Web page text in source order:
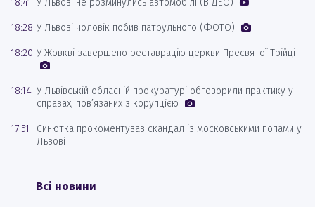
18:28 У Львові чоловік побив патрульного (ФОТО)
18:20 У Жовкві завершено реставрацію церкви Пресвятої Трійці
18:14 У Львівській обласній прокуратурі обговорили практику у
справах, пов’язаних з корупцією
17:51
Синютка прокоментував скандал із московськими попами у
Львові
Всі новини